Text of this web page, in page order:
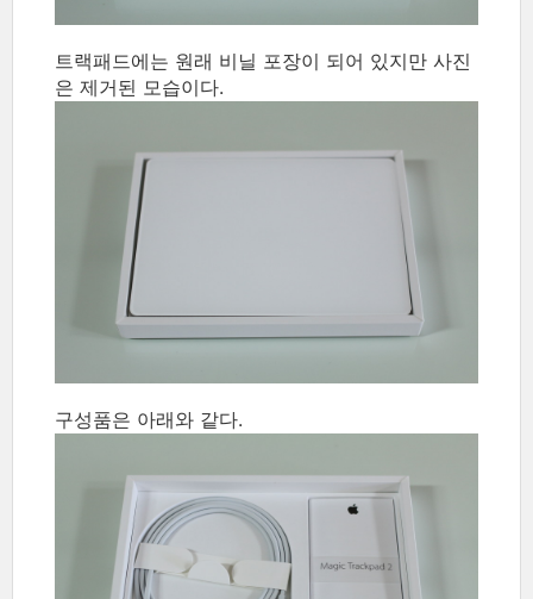
트랙패드에는 원래 비닐 포장이 되어 있지만 사진
은 제거된 모습이다.
구성품은 아래와 같다.